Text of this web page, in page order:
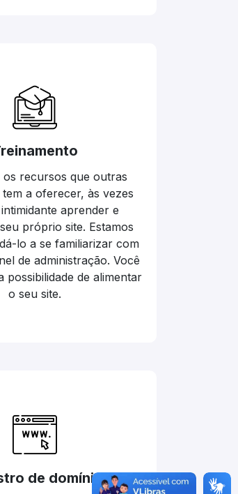
os recursos que outras
a oferecer, às vezes
aprender e
próprio site. Estamos
lo a se familiarizar com
de administração. Você
possibilidade de alimentar
o seu site.
de domínio